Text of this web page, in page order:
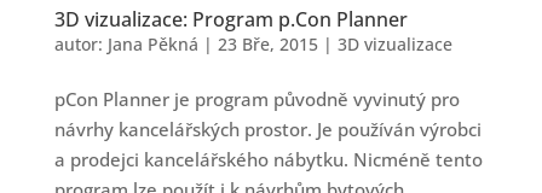
3D vizualizace: Program p.Con Planner
autor: Jana Pěkná | 23 Bře, 2015| 3D vizualizace
pCon Planner je program původně vyvinutý pro
návrhy kancelářských prostor. Je používán výrobci
a prodejci kancelářského nábytku. Nicméně tento